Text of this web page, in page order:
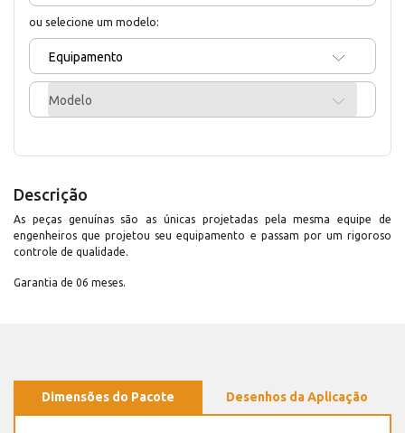
ou selecione um modelo:
Equipamento
Modelo
Descrição
As peças genuínas são as únicas projetadas pela mesma equipe de
engenheiros que projetou seu equipamento e passam por um rigoroso
controle de qualidade.
Garantia de 06 meses.
Dimensões do Pacote Desenhos da Aplicação